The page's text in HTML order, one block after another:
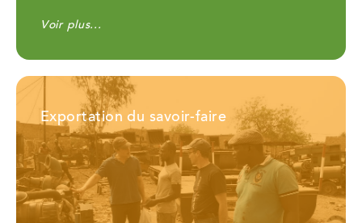
Voir plus...
Exportation du savoir-faire